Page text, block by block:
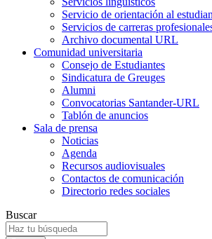
Servicio de orientación al
Servicios de carreras
Archivo documental URL
Comunidad universitaria
Consejo de Estudiantes
Sindicatura de Greuges
Alumni
Convocatorias Santander-URL
Tablón de anuncios
Sala de prensa
Noticias
Agenda
Recursos audiovisuales
Contactos de comunicación
Directorio redes sociales
Buscar